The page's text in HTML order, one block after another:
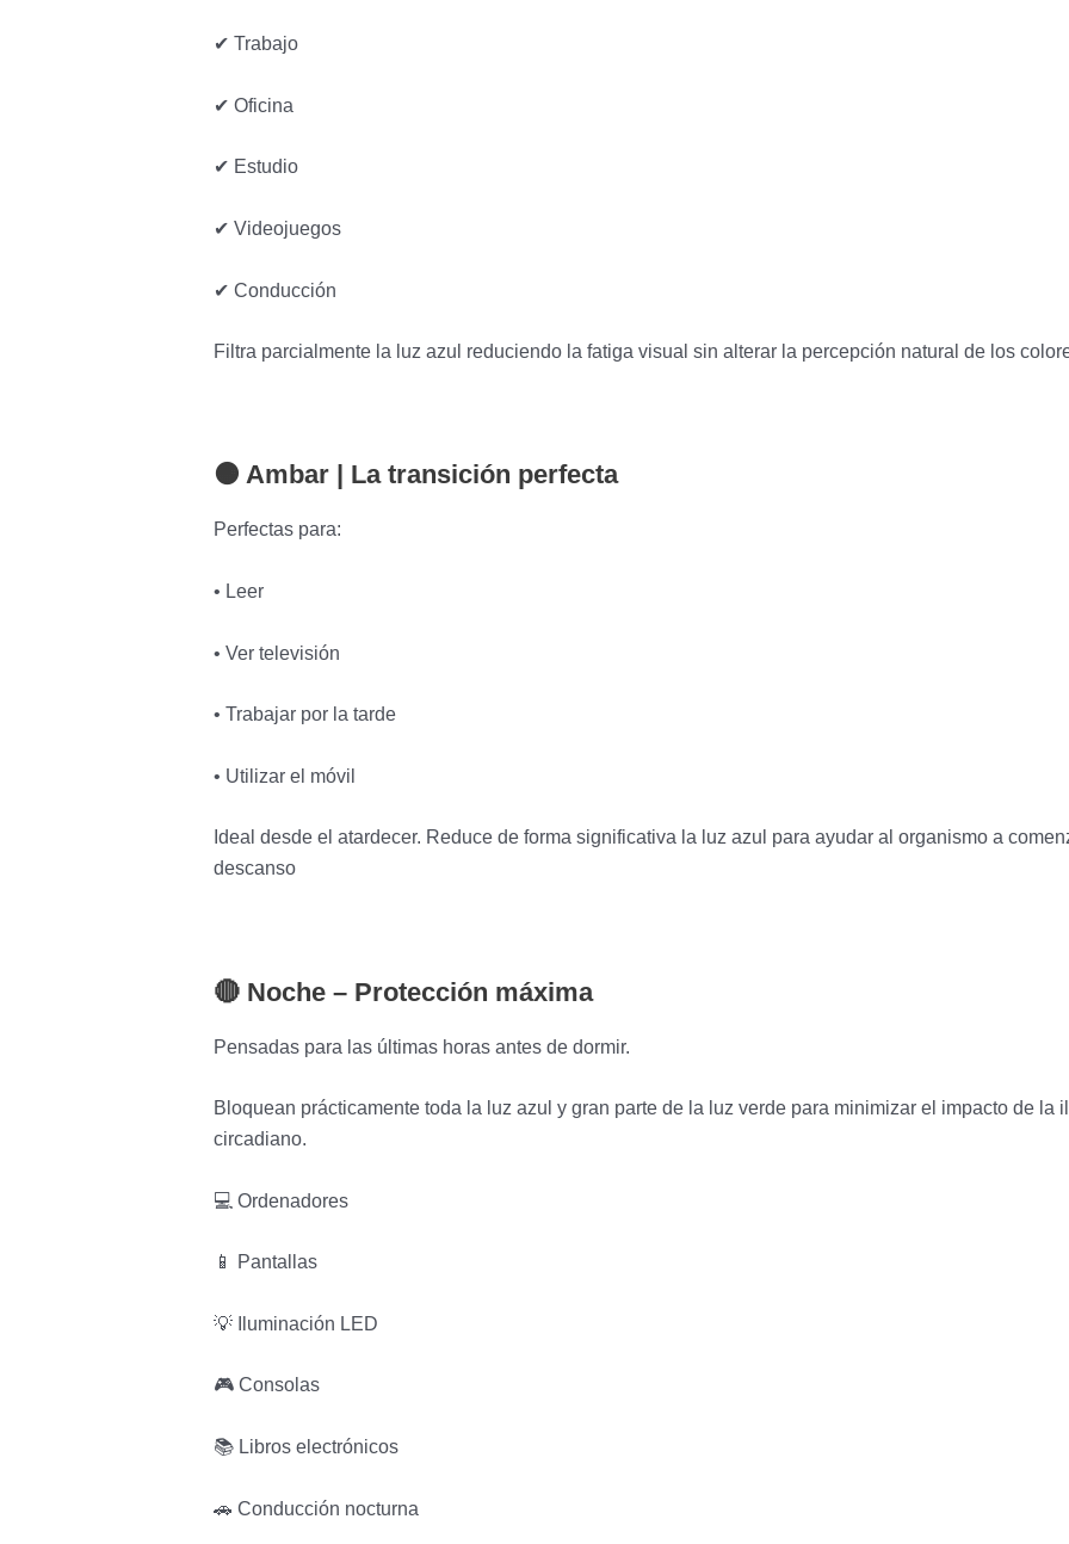
✔ Trabajo
✔ Oficina
✔ Estudio
✔ Videojuegos
✔ Conducción
Filtra parcialmente la luz azul reduciendo la fatiga visual sin alterar la percepción natural de los
🟠 Ambar | La transición perfecta
Perfectas para:
• Leer
• Ver televisión
• Trabajar por la tarde
• Utilizar el móvil
Ideal desde el atardecer. Reduce de forma significativa la luz azul para ayudar al organismo a
descanso
🔴 Noche – Protección máxima
Pensadas para las últimas horas antes de dormir.
Bloquean prácticamente toda la luz azul y gran parte de la luz verde para minimizar el impacto de la
circadiano.
💻 Ordenadores
📱 Pantallas
💡 Iluminación LED
🎮 Consolas
📚 Libros electrónicos
🚗 Conducción nocturna